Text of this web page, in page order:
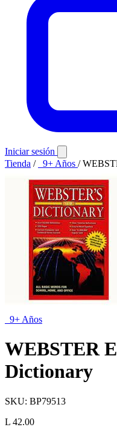
Iniciar sesión
Tienda / 9+ Años /
9+ Años
WEBSTER
Dictionary
SKU: BP79513
L 42.00